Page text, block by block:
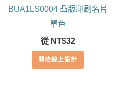
BUA1LS0004 凸版印刷名片
單色
從 NT$32
開始線上設計